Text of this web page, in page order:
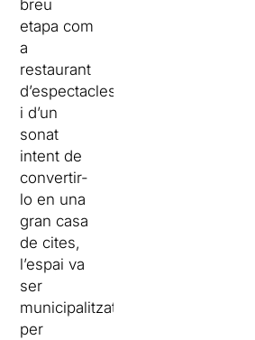
breu
etapa com
a
restaurant
d’espectacles
i d’un
sonat
intent de
convertir-
lo en una
gran casa
de cites,
l’espai va
ser
municipalitzat
per